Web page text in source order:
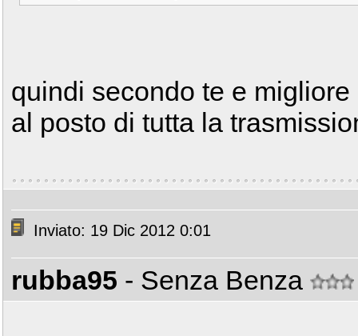
quindi secondo te e
al posto di tutta la
Inviato: 19 Dic 2012 0:01
rubba95 - Senza Benza